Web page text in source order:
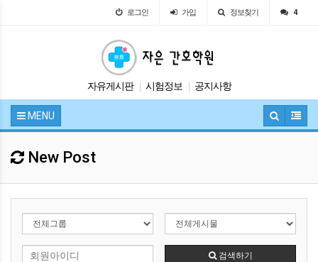
로그인 가입 정보찾기 4
자유게시판 시험정보 공지사항
입학안내
교육안내
MENU
New Post
검색하기